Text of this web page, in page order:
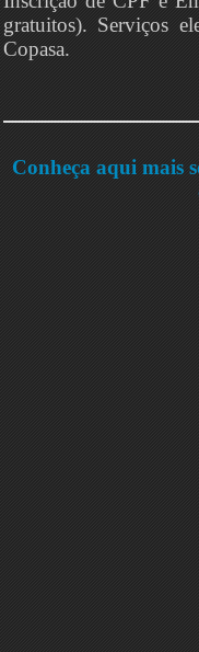
gratuitos). Serviços
Copasa.
Conheça aqui mais